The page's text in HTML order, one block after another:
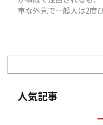
車な外見で一般人は2度
人気記事